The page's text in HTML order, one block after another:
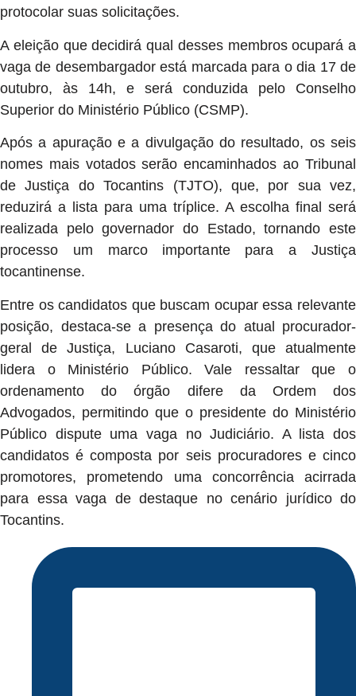
protocolar suas solicitações.
A eleição que decidirá qual desses membros ocupará a
vaga de desembargador está marcada para o dia 17 de
outubro, às 14h, e será conduzida pelo Conselho
Superior do Ministério Público (CSMP).
Após a apuração e a divulgação do resultado, os seis
nomes mais votados serão encaminhados ao Tribunal
de Justiça do Tocantins (TJTO), que, por sua vez,
reduzirá a lista para uma tríplice. A escolha final será
realizada pelo governador do Estado, tornando este
processo um marco importante para a Justiça
tocantinense.
Entre os candidatos que buscam ocupar essa relevante
posição, destaca-se a presença do atual procurador-
geral de Justiça, Luciano Casaroti, que atualmente
lidera o Ministério Público. Vale ressaltar que o
ordenamento do órgão difere da Ordem dos
Advogados, permitindo que o presidente do Ministério
Público dispute uma vaga no Judiciário. A lista dos
candidatos é composta por seis procuradores e cinco
promotores, prometendo uma concorrência acirrada
para essa vaga de destaque no cenário jurídico do
Tocantins.